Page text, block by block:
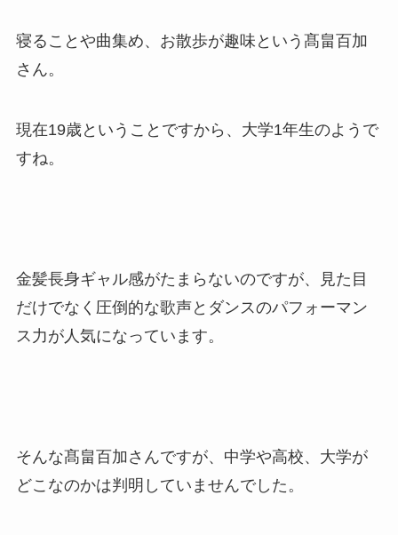
寝ることや曲集め、お散歩が趣味という髙畠百加
さん。
現在19歳ということですから、大学1年生のようで
すね。
金髪長身ギャル感がたまらないのですが、見た目
だけでなく圧倒的な歌声とダンスのパフォーマン
ス力が人気になっています。
そんな髙畠百加さんですが、中学や高校、大学が
どこなのかは判明していませんでした。